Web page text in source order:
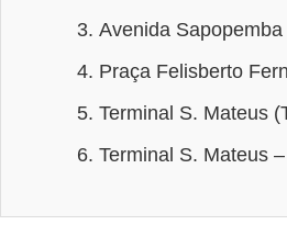
Avenida
Praça Felisberto
Terminal S. Mateus
Terminal S. Mateus